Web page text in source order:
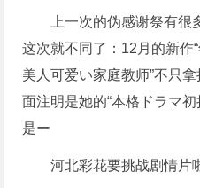
上一次的伪感谢祭有
这次就不同了：12月的新作
美人可爱い家庭教师”不只
面注明是她的“本格ドラマ
是ー
河北彩花要挑战剧情片